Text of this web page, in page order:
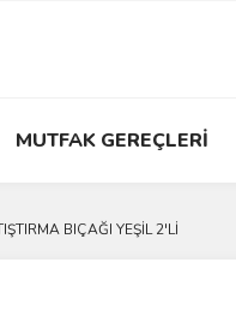
MUTFAK GEREÇLERİ
BIÇAĞI YEŞİL 2'Lİ